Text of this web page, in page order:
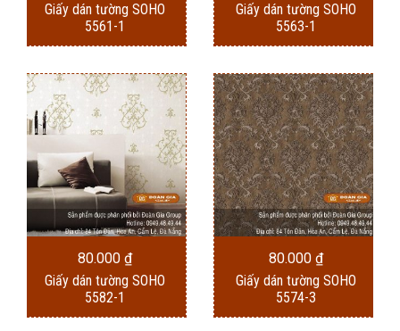
Giấy dán tường SOHO
5561-1
Giấy dán tường SOHO
5563-1
80.000 ₫
Giấy dán tường SOHO
5582-1
80.000 ₫
Giấy dán tường SOHO
5574-3